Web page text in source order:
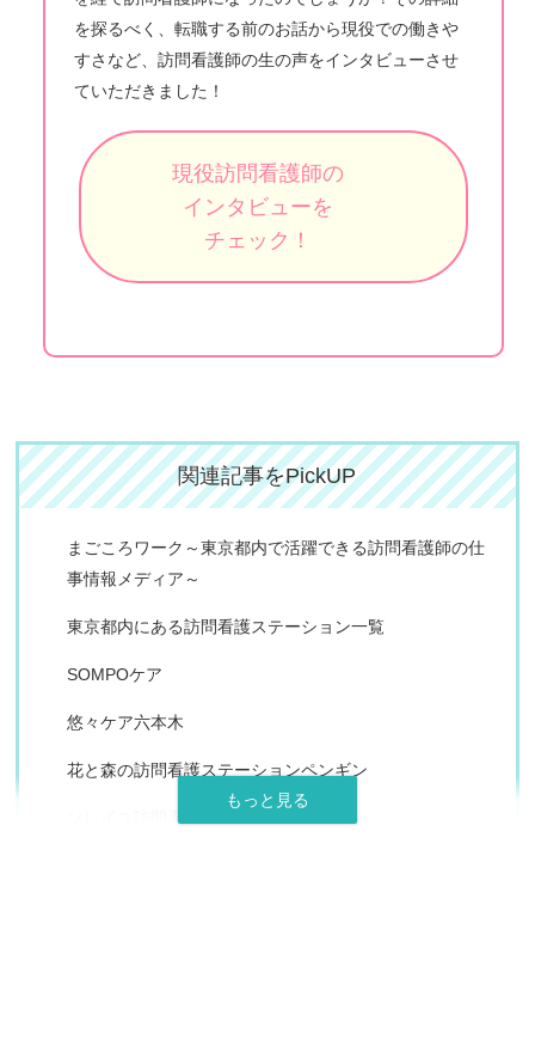
を探るべく、転職する前のお話から現役での働きや
すさなど、訪問看護師の生の声をインタビューさせ
ていただきました！
現役訪問看護師の
インタビューを
チェック！
関連記事をPickUP
まごころワーク～東京都内で活躍できる訪問看護師の仕
事情報メディア～
東京都内にある訪問看護ステーション一覧
SOMPOケア
悠々ケア六本木
花と森の訪問看護ステーションペンギン
ソレイユ訪問看護ステーション